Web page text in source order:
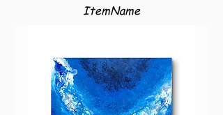
ItemName